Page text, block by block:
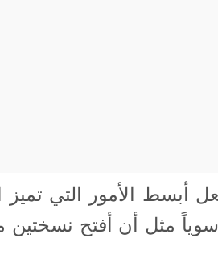
أبسط الأمور التي
مثل أن أفتح نسختين